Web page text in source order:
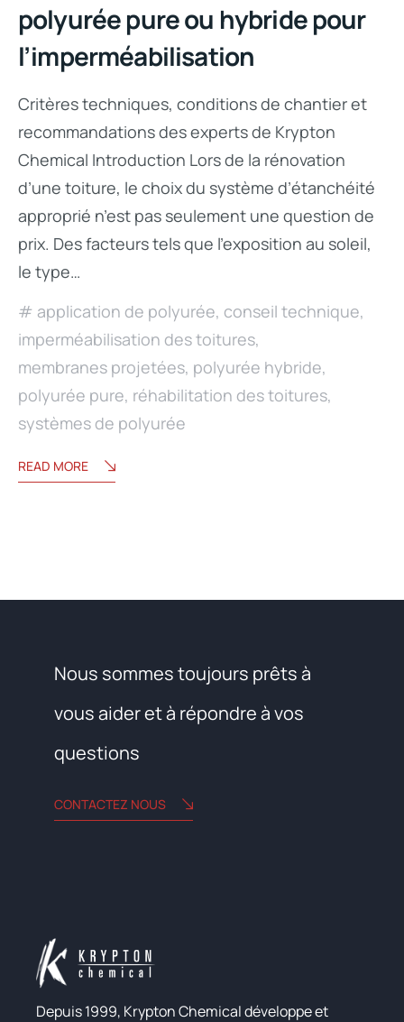
polyurée pure ou hybride pour
l’imperméabilisation
Critères techniques, conditions de chantier et
recommandations des experts de Krypton
Chemical Introduction Lors de la rénovation
d’une toiture, le choix du système d’étanchéité
approprié n’est pas seulement une question de
prix. Des facteurs tels que l’exposition au soleil,
le type…
application de polyurée, conseil technique,
imperméabilisation des toitures,
membranes projetées, polyurée hybride,
polyurée pure, réhabilitation des toitures,
systèmes de polyurée
READ MORE
Nous sommes toujours prêts à
vous aider et à répondre à vos
questions
CONTACTEZ NOUS
Depuis 1999, Krypton Chemical développe et